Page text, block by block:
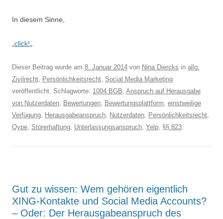
In diesem Sinne,
click!
Dieser Beitrag wurde am 8. Januar 2014 von Nina Diercks in allg.
Zivilrecht, Persönlichkeitsrecht, Social Media Marketing
veröffentlicht. Schlagworte: 1004 BGB, Anspruch auf Herausgabe
von Nutzerdaten, Bewertungen, Bewertungsplattform, einstweilige
Verfügung, Herausgabeanspruch, Nutzerdaten, Persönlichkeitsrecht,
Qype, Störerhaftung, Unterlassungsanspruch, Yelp, §§ 823.
Gut zu wissen: Wem gehören eigentlich
XING-Kontakte und Social Media Accounts?
– Oder: Der Herausgabeanspruch des